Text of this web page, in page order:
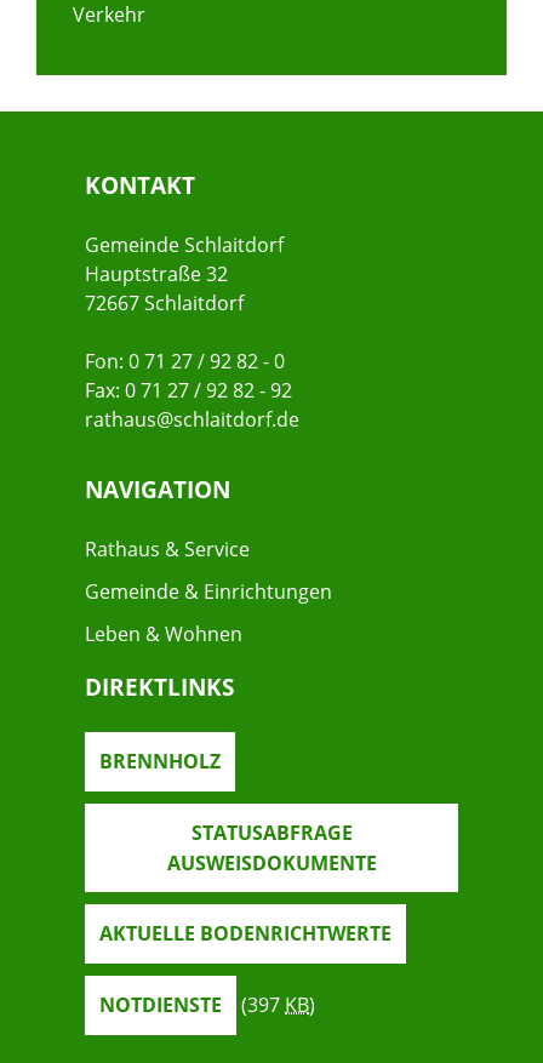
Verkehr
KONTAKT
Gemeinde Schlaitdorf
Hauptstraße 32
72667 Schlaitdorf
Fon: 0 71 27 / 92 82 - 0
Fax: 0 71 27 / 92 82 - 92
rathaus@schlaitdorf.de
NAVIGATION
Rathaus & Service
Gemeinde & Einrichtungen
Leben & Wohnen
DIREKTLINKS
BRENNHOLZ
STATUSABFRAGE
AUSWEISDOKUMENTE
AKTUELLE BODENRICHTWERTE
NOTDIENSTE (397KB)